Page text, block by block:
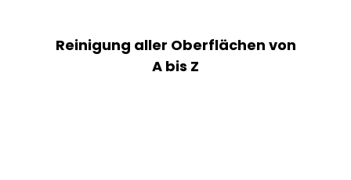
Reinigung aller Oberflächen von
A bis Z